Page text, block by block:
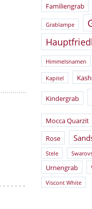
Familiengrab
Grablampe
Himmelsnamen
Kapitel
Kindergrab
Mocca Quarzit
Rose
Stele
Urnengrab
Viscont White